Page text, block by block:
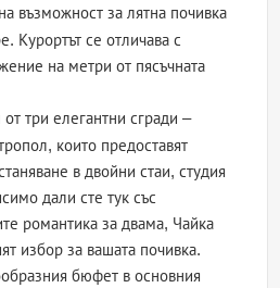
възможност за лятна почивка
Курортът се отличава с
на метри от пясъчната
три елегантни сгради –
които предоставят
в двойни стаи, студия
дали сте тук със
романтика за двама, Чайка
избор за вашата почивка.
бюфет в основния